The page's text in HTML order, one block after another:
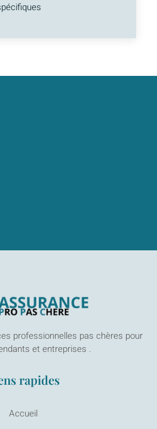
professionnelles pas chères pour
et entreprises .
rapides
Accueil